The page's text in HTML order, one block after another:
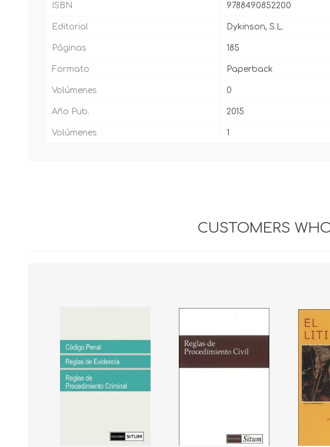
ISBN 9788490852200
Editorial Dykinson, S.L.
Páginas 185
Formato Paperback
Volúmenes 0
Año Pub. 2015
Volúmenes 1
CUSTOMERS